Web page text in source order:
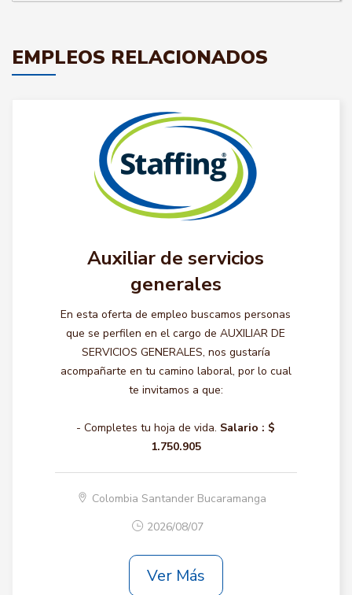
EMPLEOS RELACIONADOS
Auxiliar de servicios
generales
En esta oferta de empleo buscamos personas
que se perfilen en el cargo de AUXILIAR DE
SERVICIOS GENERALES, nos gustaría
acompañarte en tu camino laboral, por lo cual
te invitamos a que:
- Completes tu hoja de vida. Salario : $
1.750.905
Colombia Santander Bucaramanga
2026/08/07
Ver Más